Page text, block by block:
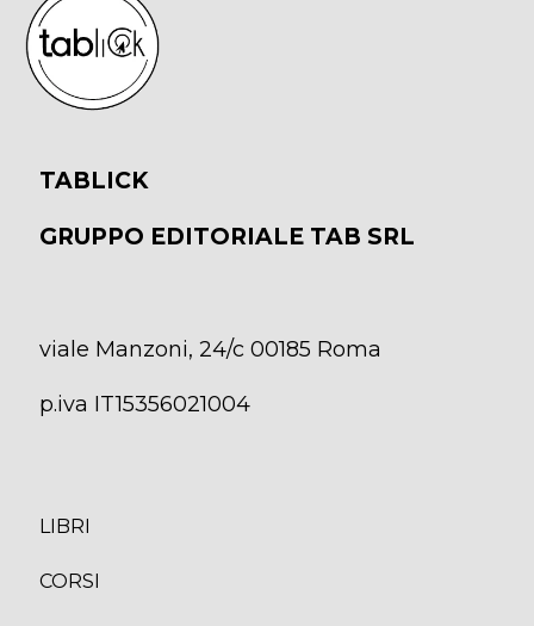
TABLICK
GRUPPO EDITORIALE TAB SRL
viale Manzoni, 24/c 00185 Roma
p.iva IT15356021004
LIBRI
CORSI